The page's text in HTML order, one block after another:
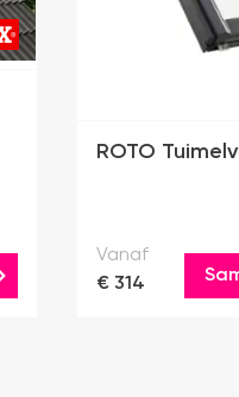
ROTO
Vanaf
€ 314